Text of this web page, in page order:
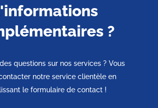
?
questions sur nos services ? Vous
notre service clientèle en
le formulaire de contact !